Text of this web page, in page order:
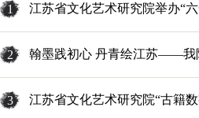
1 江苏省文化艺术研究院举办“
2 翰墨践初心 丹青绘江苏——我
3 江苏省文化艺术研究院“古籍